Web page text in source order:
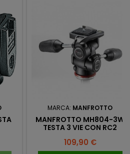
MARCA: MANFROTTO
MANFROTTO MH804-3W
TESTA 3 VIE CON RC2
Prezzo
109,90 €